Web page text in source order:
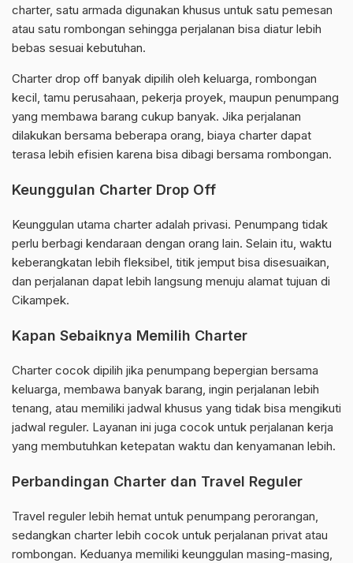
charter, satu armada digunakan khusus untuk satu pemesan
atau satu rombongan sehingga perjalanan bisa diatur lebih
bebas sesuai kebutuhan.
Charter drop off banyak dipilih oleh keluarga, rombongan
kecil, tamu perusahaan, pekerja proyek, maupun penumpang
yang membawa barang cukup banyak. Jika perjalanan
dilakukan bersama beberapa orang, biaya charter dapat
terasa lebih efisien karena bisa dibagi bersama rombongan.
Keunggulan Charter Drop Off
Keunggulan utama charter adalah privasi. Penumpang tidak
perlu berbagi kendaraan dengan orang lain. Selain itu, waktu
keberangkatan lebih fleksibel, titik jemput bisa disesuaikan,
dan perjalanan dapat lebih langsung menuju alamat tujuan di
Cikampek.
Kapan Sebaiknya Memilih Charter
Charter cocok dipilih jika penumpang bepergian bersama
keluarga, membawa banyak barang, ingin perjalanan lebih
tenang, atau memiliki jadwal khusus yang tidak bisa mengikuti
jadwal reguler. Layanan ini juga cocok untuk perjalanan kerja
yang membutuhkan ketepatan waktu dan kenyamanan lebih.
Perbandingan Charter dan Travel Reguler
Travel reguler lebih hemat untuk penumpang perorangan,
sedangkan charter lebih cocok untuk perjalanan privat atau
rombongan. Keduanya memiliki keunggulan masing-masing,